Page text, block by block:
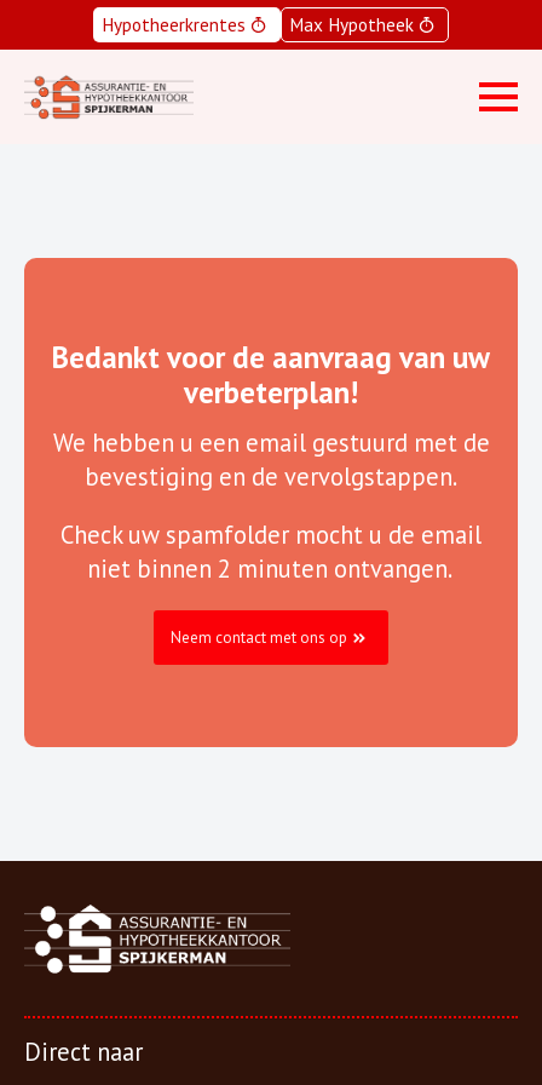
Hypotheerkrentes Max Hypotheek
Bedankt voor de aanvraag van uw
verbeterplan!
We hebben u een email gestuurd met de
bevestiging en de vervolgstappen.
Check uw spamfolder mocht u de email
niet binnen 2 minuten ontvangen.
Neem contact met ons op
Direct naar